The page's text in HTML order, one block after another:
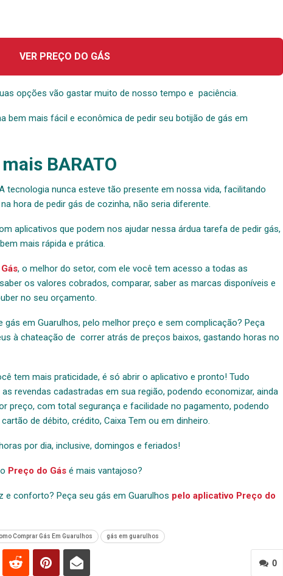
VER PREÇO DO GÁS
opções vão gastar muito de nosso tempo e paciência.
bem mais fácil e econômica de pedir seu botijão de gás em
BARATO
tecnologia nunca esteve tão presente em nossa vida, facilitando
hora de pedir gás de cozinha, não seria diferente.
aplicativos que podem nos ajudar nessa árdua tarefa de pedir gás,
mais rápida e prática.
, o melhor do setor, com ele você tem acesso a todas as
os valores cobrados, comparar, saber as marcas disponíveis e
no seu orçamento.
gás em Guarulhos, pelo melhor preço e sem complicação? Peça
à chateação de correr atrás de preços baixos, gastando horas no
tem mais praticidade, é só abrir o aplicativo e pronto! Tudo
revendas cadastradas em sua região, podendo economizar, ainda
preço, com total segurança e facilidade no pagamento, podendo
de débito, crédito, Caixa Tem ou em dinheiro.
por dia, inclusive, domingos e feriados!
Preço do Gásé mais vantajoso?
e conforto? Peça seu gás em Guarulhos pelo aplicativo Preço do
Comprar Gás Em Guarulhos gás em guarulhos
0